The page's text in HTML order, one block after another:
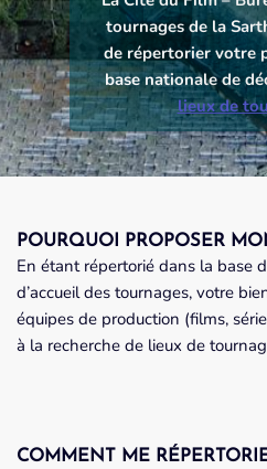
tournages de la
de répertorier votre
base nationale de
lieux de
POURQUOI PROPOSER
En étant répertorié dans la base
d’accueil des tournages, votre
équipes de production (films,
à la recherche de lieux de
COMMENT ME